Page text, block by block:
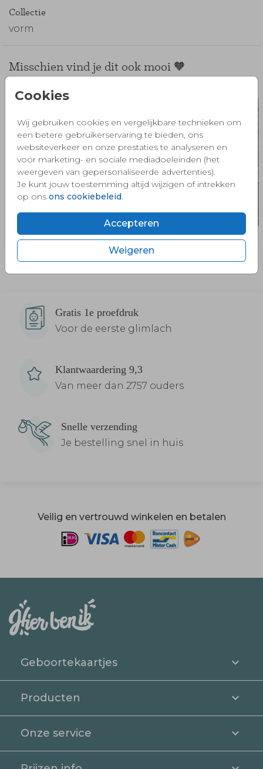
Cookies
Wij gebruiken cookies en vergelijkbare technieken om
een betere gebruikerservaring te bieden, ons
websiteverkeer en onze prestaties te analyseren en
voor marketing- en sociale mediadoeleinden (het
weergeven van gepersonaliseerde advertenties).
Je kunt jouw toestemming altijd wijzigen of intrekken
op ons ons cookiebeleid.
Accepteren
Weigeren
Collectie
vorm
Misschien vind je dit ook mooi 🧡
Gratis 1e proefdruk
Voor de eerste glimlach
Klantwaardering 9,3
Van meer dan 2757 ouders
Snelle verzending
Je bestelling snel in huis
Veilig en vertrouwd winkelen en betalen
Geboortekaartjes
Producten
Onze service